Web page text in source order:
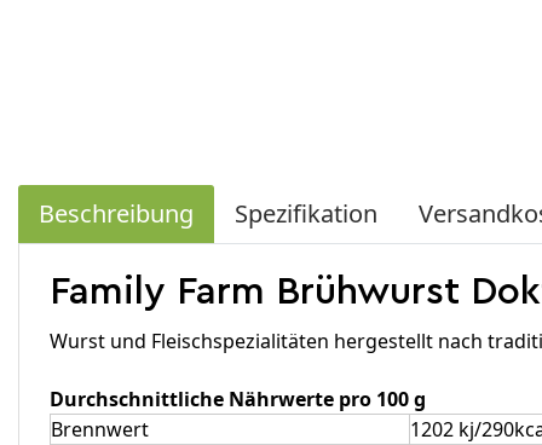
Beschreibung Spezifikation
Family Farm Brühwurst
Wurst und Fleischspezialitäten hergestellt nach
Durchschnittliche Nährwerte pro 100 g
Brennwert
1202 kj/